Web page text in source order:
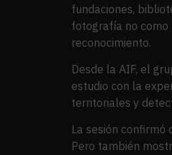
fundaciones,
fotografía no como
reconocimiento.
Desde la AIF, el
estudio con la
territoriales y
La sesión
Pero también